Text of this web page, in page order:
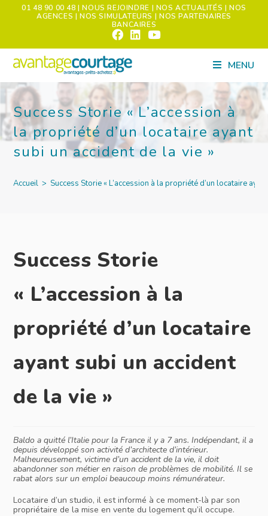
01 48 90 00 48 | NOUS REJOINDRE | NOS ACTUALITÉS | NOS
AGENCES | NOS SIMULATEURS | NOS PARTENAIRES
BANCAIRES
MENU
Success Storie « L’accession à
la propriété d’un locataire ayant
subi un accident de la vie »
Accueil > Success Storie « L’accession à la propriété d’un locataire
Success Storie
« L’accession à la
propriété d’un locataire
ayant subi un accident
de la vie »
Baldo a quitté l’Italie pour la France il y a 7 ans. Indépendant, il a
depuis développé son activité d’architecte d’intérieur.
Malheureusement, victime d’un accident de la vie, il doit
abandonner son métier en raison de problèmes de mobilité. Il se
rabat alors sur un emploi beaucoup moins rémunérateur.
Locataire d’un studio, il est informé à ce moment-là par son
propriétaire de la mise en vente du logement qu’il occupe.